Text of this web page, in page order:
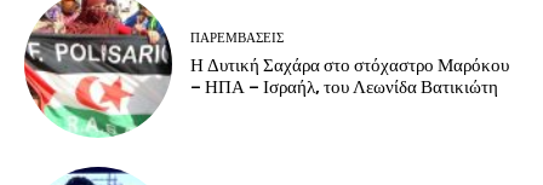
ΠΑΡΕΜΒΑΣΕΙΣ
Η Δυτική Σαχάρα στο στόχαστρο Μαρόκου
– ΗΠΑ – Ισραήλ, του Λεωνίδα Βατικιώτη